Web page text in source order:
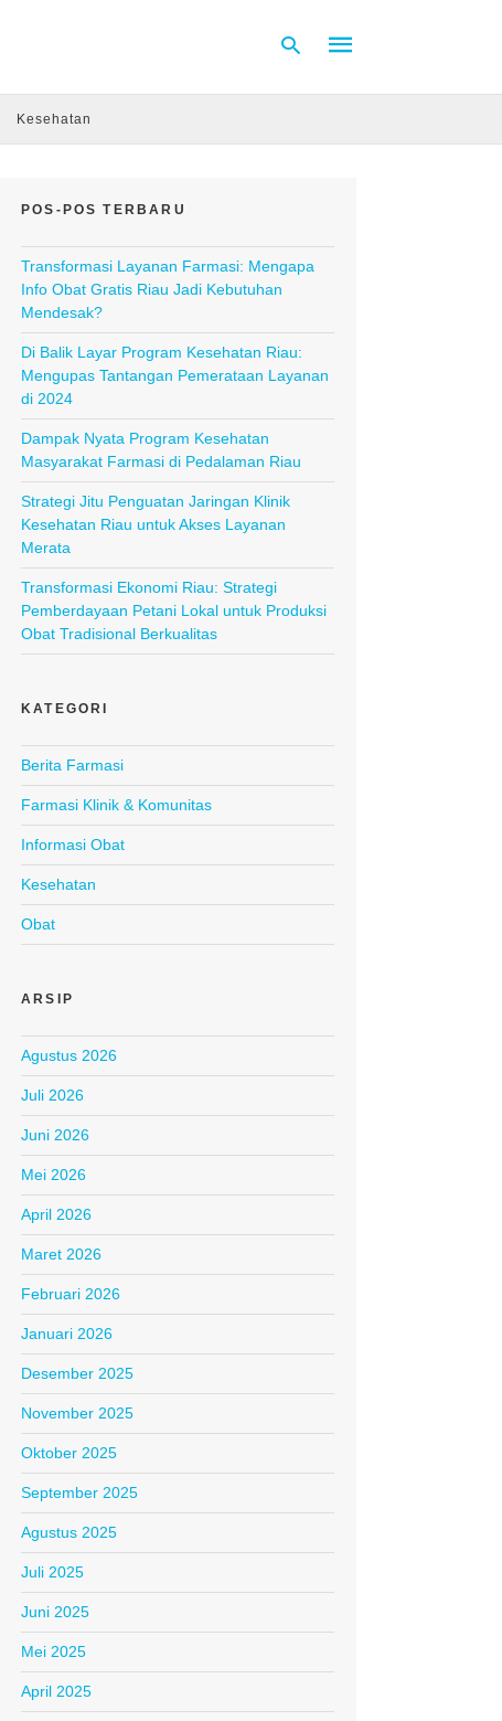
Kesehatan
POS-POS TERBARU
Transformasi Layanan Farmasi: Mengapa
Info Obat Gratis Riau Jadi Kebutuhan
Mendesak?
Di Balik Layar Program Kesehatan Riau:
Mengupas Tantangan Pemerataan Layanan
di 2024
Dampak Nyata Program Kesehatan
Masyarakat Farmasi di Pedalaman Riau
Strategi Jitu Penguatan Jaringan Klinik
Kesehatan Riau untuk Akses Layanan
Merata
Transformasi Ekonomi Riau: Strategi
Pemberdayaan Petani Lokal untuk Produksi
Obat Tradisional Berkualitas
KATEGORI
Berita Farmasi
Farmasi Klinik & Komunitas
Informasi Obat
Kesehatan
Obat
ARSIP
Agustus 2026
Juli 2026
Juni 2026
Mei 2026
April 2026
Maret 2026
Februari 2026
Januari 2026
Desember 2025
November 2025
Oktober 2025
September 2025
Agustus 2025
Juli 2025
Juni 2025
Mei 2025
April 2025